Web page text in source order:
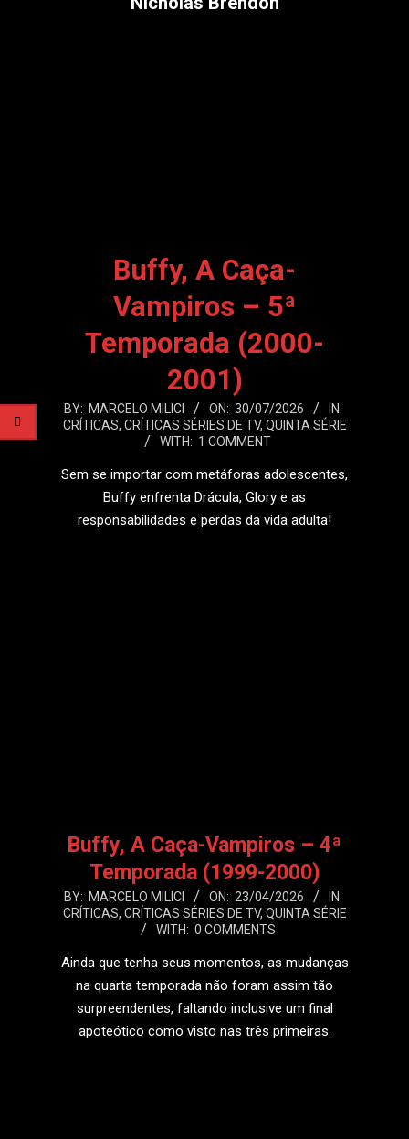
Buffy, A Caça-
Vampiros – 5ª
Temporada (2000-
2001)
2026-
07-
BY: MARCELO MILICI ON: 30/07/2026
IN:
CRÍTICAS, CRÍTICAS SÉRIES DE TV, QUINTA SÉRIE
WITH: 1 COMMENT
Sem se importar com metáforas adolescentes,
Buffy enfrenta Drácula, Glory e as
responsabilidades e perdas da vida adulta!
Buffy, A Caça-Vampiros – 4ª
Temporada (1999-2000)
2026-
04-
BY: MARCELO MILICI ON: 23/04/2026
IN:
CRÍTICAS, CRÍTICAS SÉRIES DE TV, QUINTA SÉRIE
WITH: 0 COMMENTS
Ainda que tenha seus momentos, as mudanças
na quarta temporada não foram assim tão
surpreendentes, faltando inclusive um final
apoteótico como visto nas três primeiras.